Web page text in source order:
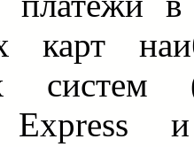
карт
систем
Express